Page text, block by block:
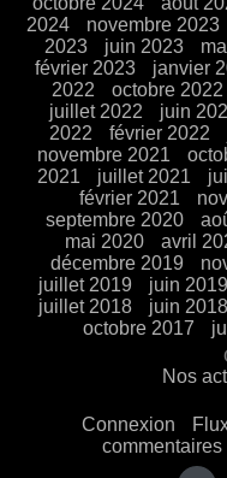
2024
novembre 2023
2023
juin 2023
février 2023
janvier
2022
octobre 2022
juillet 2022
juin
2022
février 2022
novembre 2021
2021
juillet 2021
février 2021
septembre 2020
mai 2020
avril
décembre 2019
juillet 2019
juin 2019
juillet 2018
juin 2018
octobre 2017
Nos
Connexion
commentaires